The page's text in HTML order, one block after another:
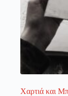
Χαρτιά και